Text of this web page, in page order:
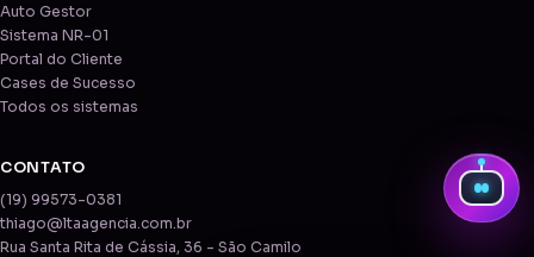
Auto Gestor
Sistema NR-01
Portal do Cliente
Cases de Sucesso
Todos os sistemas
CONTATO
(19) 99573-0381
thiago@ltaagencia.com.br
Rua Santa Rita de Cássia, 36 - São Camilo